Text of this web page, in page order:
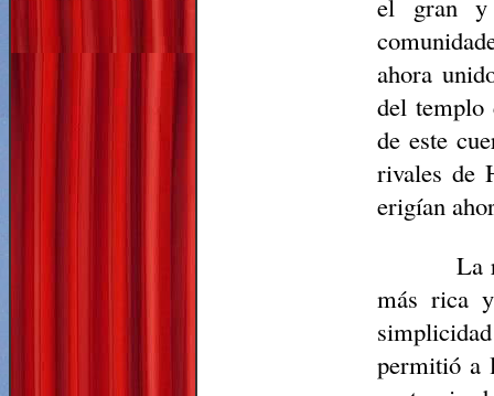
el gran y
ahora
del templo
de este
rivales de
erigían
La
más rica
permitió a